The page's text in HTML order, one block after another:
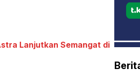
Lanjutkan Semangat di